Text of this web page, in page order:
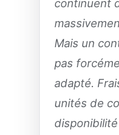
continuent
Mais un
pas
adapté.
unités de